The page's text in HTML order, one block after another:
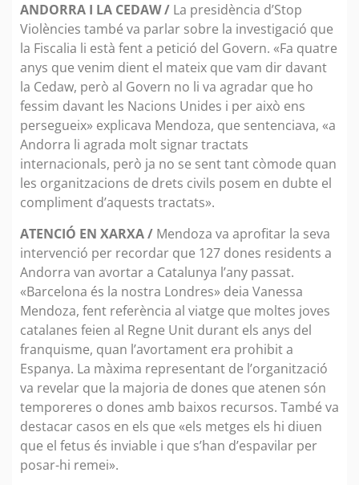
ANDORRA I LA CEDAW / La presidència d’Stop
Violències també va parlar sobre la investigació que
la Fiscalia li està fent a petició del Govern. «Fa quatre
anys que venim dient el mateix que vam dir davant
la Cedaw, però al Govern no li va agradar que ho
fessim davant les Nacions Unides i per això ens
persegueix» explicava Mendoza, que sentenciava, «a
Andorra li agrada molt signar tractats
internacionals, però ja no se sent tant còmode quan
les organitzacions de drets civils posem en dubte el
compliment d’aquests tractats».
ATENCIÓ EN XARXA / Mendoza va aprofitar la seva
intervenció per recordar que 127 dones residents a
Andorra van avortar a Catalunya l’any passat.
«Barcelona és la nostra Londres» deia Vanessa
Mendoza, fent referència al viatge que moltes joves
catalanes feien al Regne Unit durant els anys del
franquisme, quan l’avortament era prohibit a
Espanya. La màxima representant de l’organització
va revelar que la majoria de dones que atenen són
temporeres o dones amb baixos recursos. També va
destacar casos en els que «els metges els hi diuen
que el fetus és inviable i que s’han d’espavilar per
posar-hi remei».